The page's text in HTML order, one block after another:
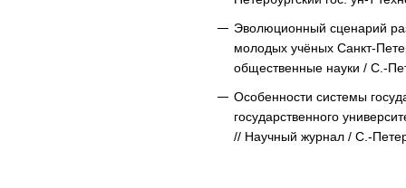
Эволюционный сценарий
молодых учёных Санкт-
общественные науки / С.-
Особенности системы
государственного
// Научный журнал / С.-